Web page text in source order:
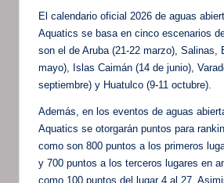
El calendario oficial 2026 de aguas
Aquatics se basa en cinco escenarios
son el de Aruba (21-22 marzo), Salinas,
mayo), Islas Caimán (14 de junio),
septiembre) y Huatulco (9-11 octubre).
Además, en los eventos de aguas
Aquatics se otorgarán puntos para
como son 800 puntos a los primeros
y 700 puntos a los terceros lugares en
como 100 puntos del lugar 4 al 27.